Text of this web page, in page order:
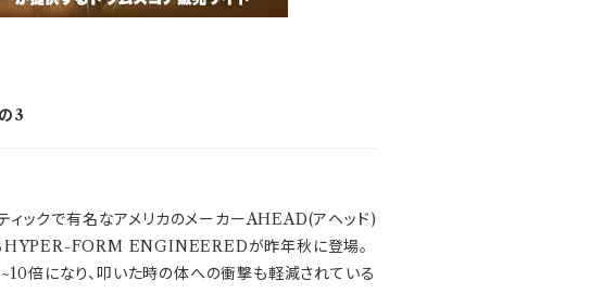
3
ックで有名なアメリカのメーカーAHEAD(アヘッド)
HYPER-FORM ENGINEEREDが昨年秋に登場。
倍になり、叩いた時の体への衝撃も軽減されている